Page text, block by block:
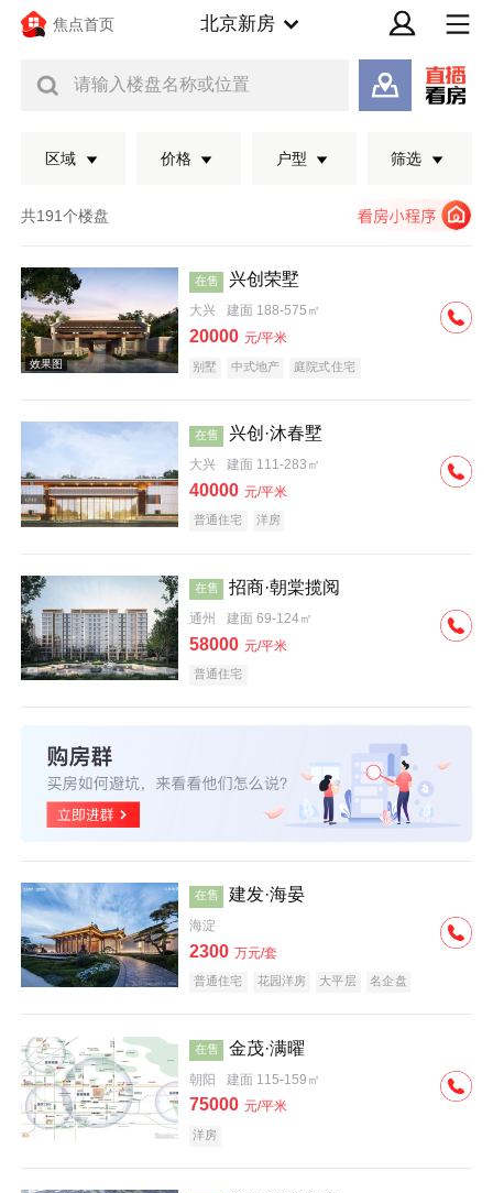
焦点首页 北京新房
请输入楼盘名称或位置
区域 价格 户型 筛选
共191个楼盘
效果图
在售 兴创荣墅
大兴 建面 188-575㎡
20000 元/平米
别墅 中式地产 庭院式住宅
在售 兴创·沐春墅
大兴 建面 111-283㎡
40000 元/平米
普通住宅 洋房
在售 招商·朝棠揽阅
通州 建面 69-124㎡
58000 元/平米
普通住宅
在售 建发·海晏
海淀
2300 万元/套
普通住宅 花园洋房 大平层
名企盘
在售 金茂·满曜
朝阳 建面 115-159㎡
75000 元/平米
洋房